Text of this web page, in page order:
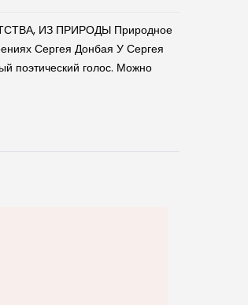
ИЗ ПРИРОДЫ Природное
Сергея Донбая У Сергея
поэтический голос. Можно